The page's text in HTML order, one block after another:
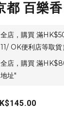
都 百樂
全店，購買 滿
11/ OK便利店等取貨）
全店，購買 滿
地址"